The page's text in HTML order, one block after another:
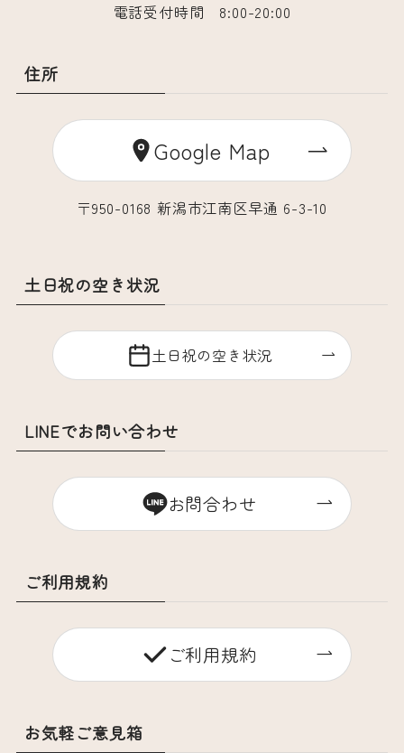
電話受付時間 8:00-20:00
住所
Google Map
〒950-0168 新潟市江南区早通 6-3-10
土日祝の空き状況
土日祝の空き状況
LINEでお問い合わせ
お問合わせ
ご利用規約
ご利用規約
お気軽ご意見箱